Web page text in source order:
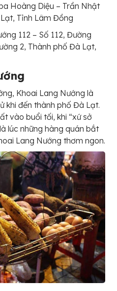
Hoàng Diệu – Trần Nhật
Tỉnh Lâm Đồng
112 – Số 112, Đường
2, Thành phố Đà Lạt,
Khoai Lang Nướng là
khi đến thành phố Đà Lạt.
vào buổi tối, khi “xứ sở
lúc những hàng quán bắt
Lang Nướng thơm ngon.